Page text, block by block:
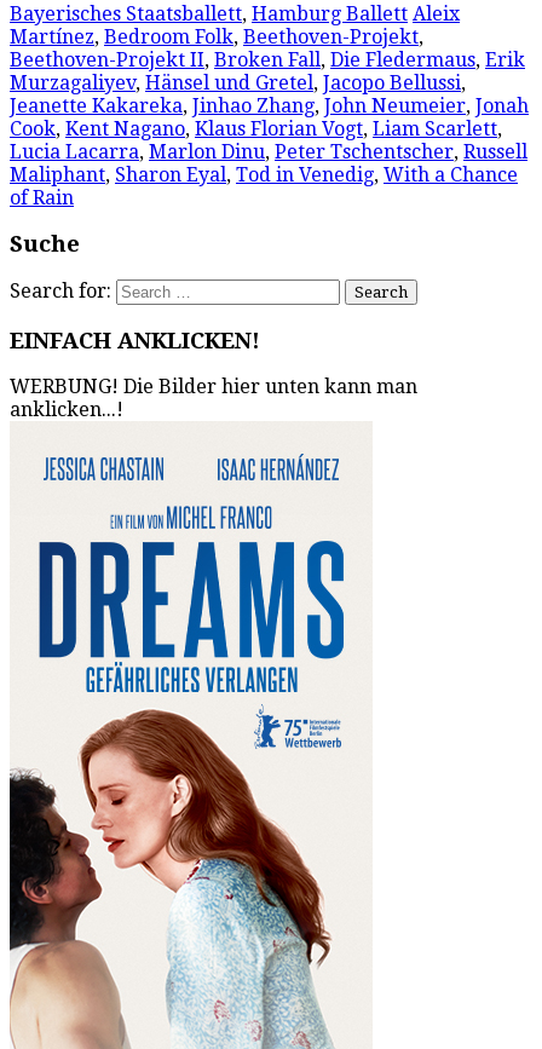
Bayerisches Staatsballett, Hamburg Ballett Aleix
Martínez, Bedroom Folk, Beethoven-Projekt,
Beethoven-Projekt II, Broken Fall, Die Fledermaus, Erik
Murzagaliyev, Hänsel und Gretel, Jacopo Bellussi,
Jeanette Kakareka, Jinhao Zhang, John Neumeier, Jonah
Cook, Kent Nagano, Klaus Florian Vogt, Liam Scarlett,
Lucia Lacarra, Marlon Dinu, Peter Tschentscher, Russell
Maliphant, Sharon Eyal, Tod in Venedig, With a Chance
of Rain
Suche
Search for:
EINFACH ANKLICKEN!
WERBUNG! Die Bilder hier unten kann man
anklicken...!